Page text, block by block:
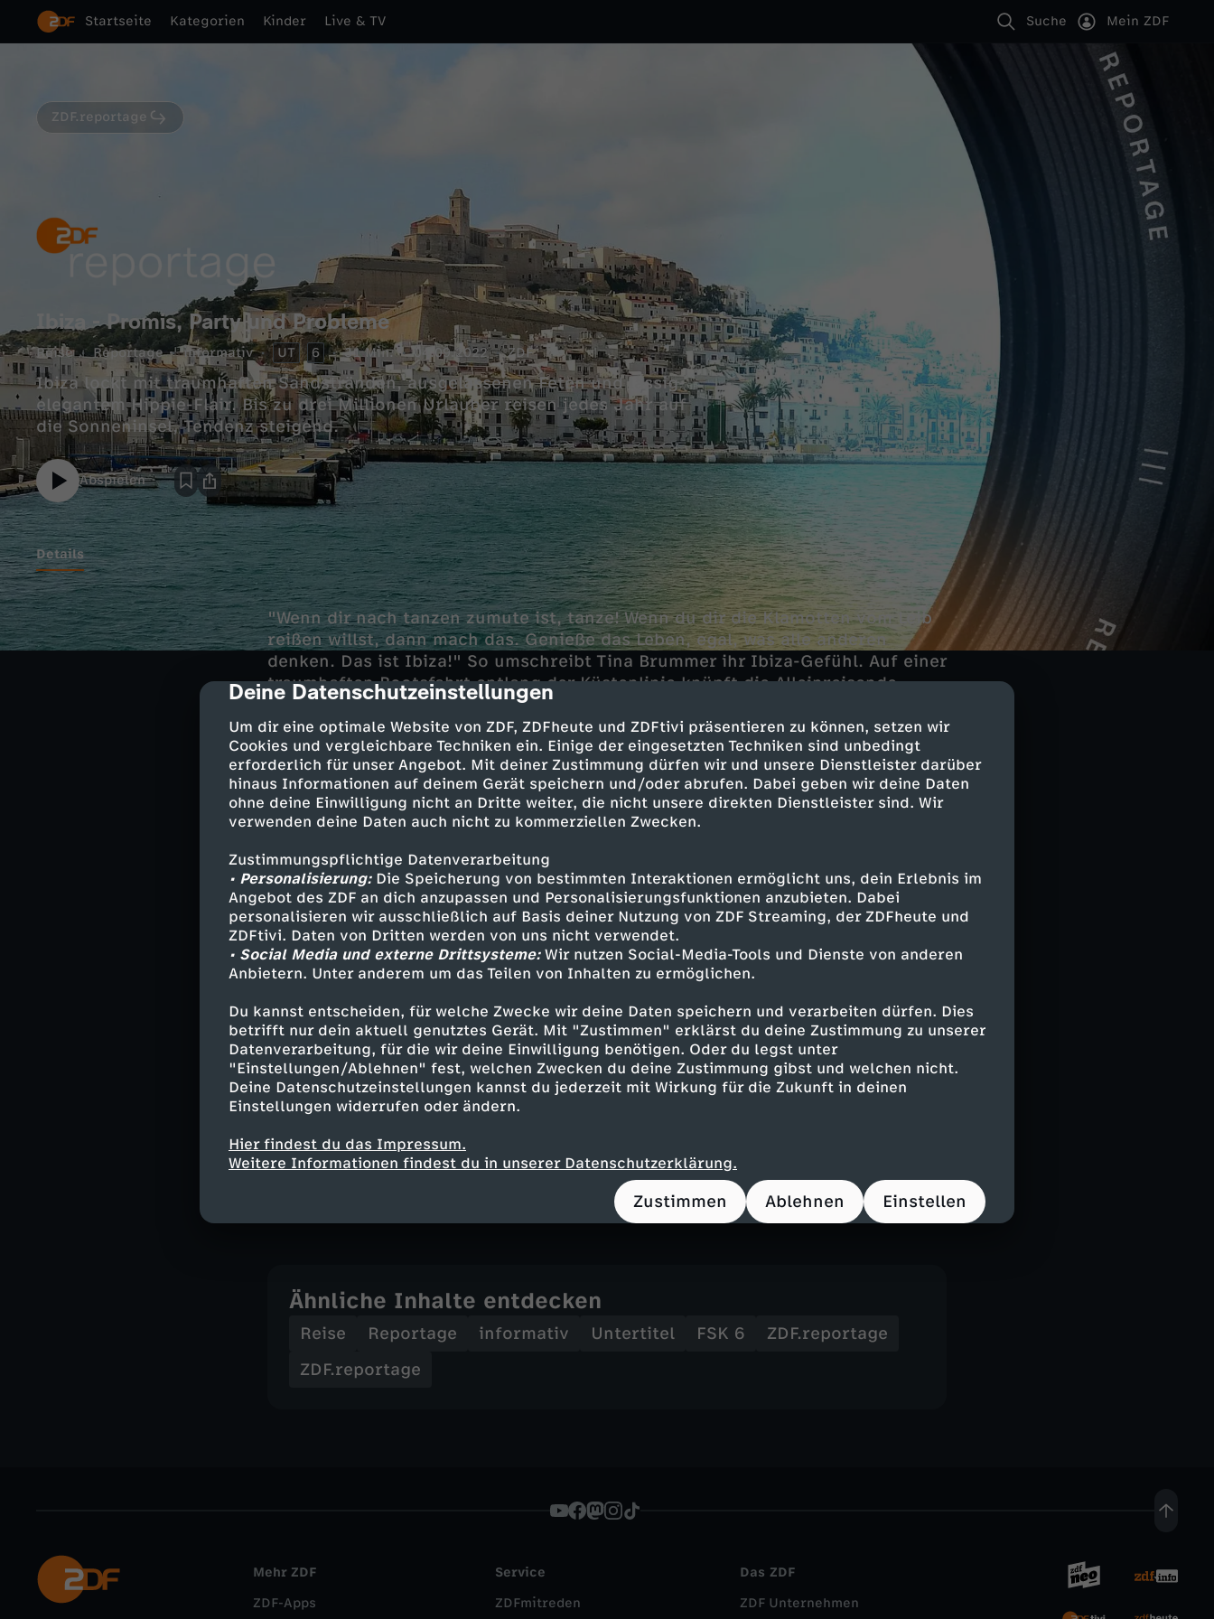
cmp-dialog-description
Deine Datenschutzeinstellungen
Um dir eine optimale Website von ZDF, ZDFheute und ZDFtivi präsentieren zu können, setzen wir
Cookies und vergleichbare Techniken ein. Einige der eingesetzten Techniken sind unbedingt
erforderlich für unser Angebot. Mit deiner Zustimmung dürfen wir und unsere Dienstleister darüber
hinaus Informationen auf deinem Gerät speichern und/oder abrufen. Dabei geben wir deine Daten
ohne deine Einwilligung nicht an Dritte weiter, die nicht unsere direkten Dienstleister sind. Wir
verwenden deine Daten auch nicht zu kommerziellen Zwecken.
Zustimmungspflichtige Datenverarbeitung
• Personalisierung:Die Speicherung von bestimmten Interaktionen ermöglicht uns, dein Erlebnis im
Angebot des ZDF an dich anzupassen und Personalisierungsfunktionen anzubieten. Dabei
personalisieren wir ausschließlich auf Basis deiner Nutzung von ZDF Streaming, der ZDFheute und
ZDFtivi. Daten von Dritten werden von uns nicht verwendet.
• Social Media und externe Drittsysteme:Wir nutzen Social-Media-Tools und Dienste von anderen
Anbietern. Unter anderem um das Teilen von Inhalten zu ermöglichen.
Du kannst entscheiden, für welche Zwecke wir deine Daten speichern und verarbeiten dürfen. Dies
betrifft nur dein aktuell genutztes Gerät. Mit "Zustimmen" erklärst du deine Zustimmung zu unserer
Datenverarbeitung, für die wir deine Einwilligung benötigen. Oder du legst unter
"Einstellungen/Ablehnen" fest, welchen Zwecken du deine Zustimmung gibst und welchen nicht.
Deine Datenschutzeinstellungen kannst du jederzeit mit Wirkung für die Zukunft in deinen
Einstellungen widerrufen oder ändern.
Hier findest du das Impressum.
Weitere Informationen findest du in unserer Datenschutzerklärung.
Zustimmen Ablehnen Einstellen
Startseite Kategorien Kinder Live & TV Suche Mein ZDF
ZDF.reportage
Ibiza - Promis, Party und Probleme
Reise Reportage informativ UT 6 31 Min. 04.09.2022 ZDF
Ibiza lockt mit traumhaften Sandstränden, ausgelassenen Feten und lässig-
elegantem Hippie-Flair. Bis zu drei Millionen Urlauber reisen jedes Jahr auf
die Sonneninsel, Tendenz steigend.
Abspielen
Details
"Wenn dir nach tanzen zumute ist, tanze! Wenn du dir die Klamotten vom Leib
reißen willst, dann mach das. Genieße das Leben, egal, was alle anderen
denken. Das ist Ibiza!" So umschreibt Tina Brummer ihr Ibiza-Gefühl. Auf einer
traumhaften Bootsfahrt entlang der Küstenlinie knüpft die Alleinreisende
sofort Kontakte, sie taucht ein in das Partyleben und genießt den Glamour der
Strandklubs.
Denn Ibiza ist die Partyhochburg für Millionen Feierfreudige. Die Klub-
Betreiber überbieten sich mit erstklassigen DJs, fulminanten Shows und
exzentrischer Dekoration. Der deutsche DJ Defex alias Franz Hager tritt im
Partygänger werden erwartet. Für den DJ ist klar: "Handbremse gibt's keine!"
An einem der teuersten Jachthäfen Europas bringt Jacht-Maklerin Claudia
Hörath Luxusschiffe an die Schönen und Reichen. Leihweise – denn weil alle
Liegeplätze bereits ausgebucht sind, lohnt der eigene Jacht-Besitz nicht.
Trotzdem haben die Kunden von Claudia Hörath ganz bestimmte Wünsche und
Vorstellungen – und es darf auch gerne mehr sein.
Der Touristenansturm hat auch Schattenseiten. Die natürlichen unterirdischen
Süßwasserspeicher sind dem Durst der Menschenmassen nicht gewachsen.
Ihre Plünderung sorgt dafür, dass sie leerlaufen und die Becken versalzen. Mit
findigen Ideen und großem Mut kämpft der deutsche Ingenieur Stefan Maier
um Ibizas Grundwasser. Denn: "Wir müssen arbeiten, und zwar flott!"
Die "ZDF.reportage" begleitet Urlauber und Tourismus-Macher auf der
Baleareninsel Ibiza und zeigt den Umgang mit Problemen durch den
Ähnliche Inhalte entdecken
Reise Reportage informativ Untertitel FSK 6
ZDF.reportage
ZDF.reportage
Mehr ZDF
ZDF-Apps
Service
ZDFmitreden
Das ZDF
ZDF Unternehmen